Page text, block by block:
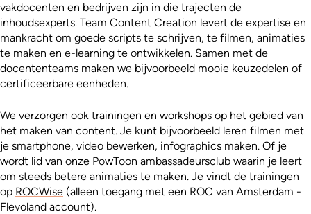
vakdocenten en bedrijven zijn in die trajecten de
inhoudsexperts. Team Content Creation levert de expertise en
mankracht om goede scripts te schrijven, te filmen, animaties
te maken en e-learning te ontwikkelen. Samen met de
docententeams maken we bijvoorbeeld mooie keuzedelen of
certificeerbare eenheden.
We verzorgen ook trainingen en workshops op het gebied van
het maken van content. Je kunt bijvoorbeeld leren filmen met
je smartphone, video bewerken, infographics maken. Of je
wordt lid van onze PowToon ambassadeursclub waarin je leert
om steeds betere animaties te maken. Je vindt de trainingen
op ROCWise (alleen toegang met een ROC van Amsterdam -
Flevoland account).